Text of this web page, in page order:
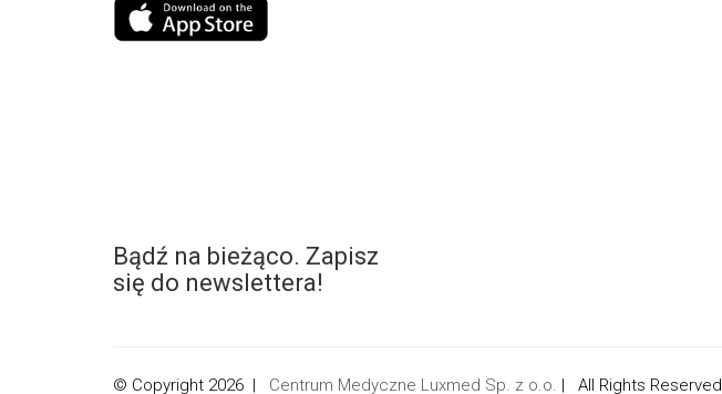
Bądź na bieżąco. Zapisz
się do newslettera!
© Copyright 2026 | Centrum Medyczne Luxmed Sp. z o.o. | All Rights Reserved